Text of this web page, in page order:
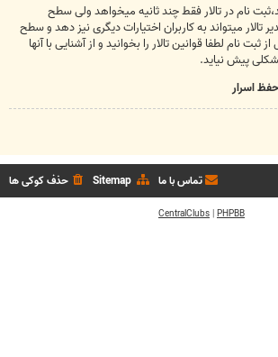
نام در تالار فقط چند ثانیه میخواهد ولی سطح
تالار میتواند به کاربران اختیارات دیگری نیز دهد و سطح
ثبت نام لطفا قوانین تالار را بخوانید و از آشنایی با آنها
پیش نیاید.
اسرار
حذف کوکی ها Sitemap تماس با ما
PHPBB
|
CentralClubs